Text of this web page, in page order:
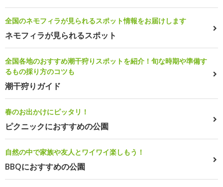
全国のネモフィラが見られるスポット情報をお届けします
ネモフィラが見られるスポット
全国各地のおすすめ潮干狩りスポットを紹介！旬な時期や準備す
るもの採り方のコツも
潮干狩りガイド
春のお出かけにピッタリ！
ピクニックにおすすめの公園
自然の中で家族や友人とワイワイ楽しもう！
BBQにおすすめの公園